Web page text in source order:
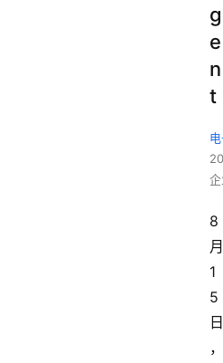
g
e
n
t
8
月
1
5
日
，